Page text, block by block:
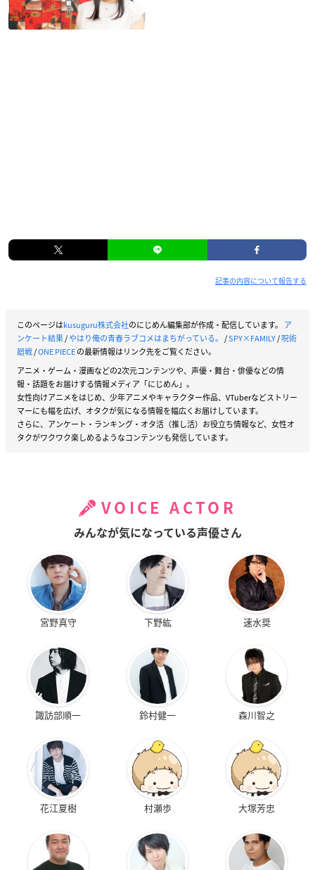
記事の内容について報告する
このページはkusuguru株式会社のにじめん編集部が作成・配信しています。 ア
ンケート結果/やはり俺の青春ラブコメはまちがっている。 /SPY×FAMILY/呪術
廻戦/ONE PIECEの最新情報はリンク先をご覧ください。
アニメ・ゲーム・漫画などの2次元コンテンツや、声優・舞台・俳優などの情
報・話題をお届けする情報メディア「にじめん」。
女性向けアニメをはじめ、少年アニメやキャラクター作品、VTuberなどストリー
マーにも幅を広げ、オタクが気になる情報を幅広くお届けしています。
さらに、アンケート・ランキング・オタ活（推し活）お役立ち情報など、女性オ
タクがワクワク楽しめるようなコンテンツも発信しています。
VOICE ACTOR
みんなが気になっている声優さん
宮野真守 下野紘 速水奨
諏訪部順一 鈴村健一 森川智之
花江夏樹 村瀬歩 大塚芳忠